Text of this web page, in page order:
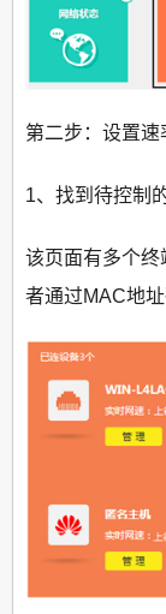
第二步：设置速
1、找到待控制
该页面有多个
者通过MAC地址